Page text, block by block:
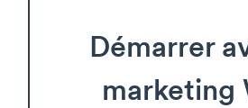
Démarrer
marketing